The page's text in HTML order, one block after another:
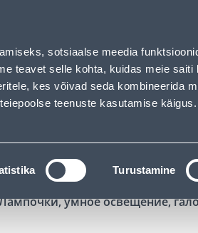
sotsiaalse meedia
teavet selle kohta, kuidas meie saiti
kes võivad seda kombineerida
teenuste kasutamise käigus.
Turustamine
Услуги Предложения о
ПОИСК
ИНСТРУМЕНТОВ
умное освещение,